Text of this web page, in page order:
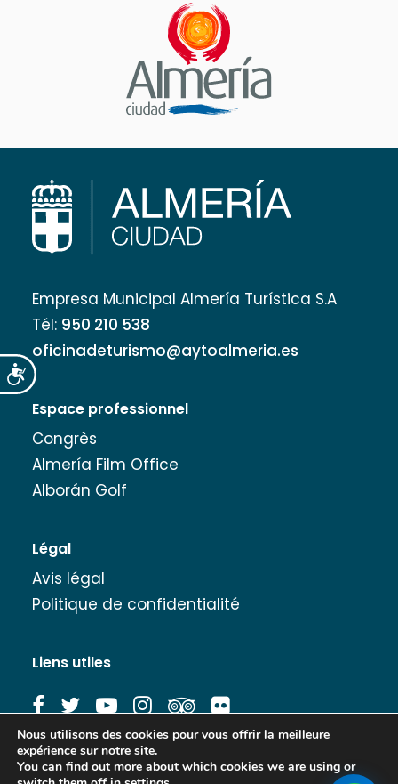
Accesibilidad
Empresa Municipal Almería Turística S.A
Tél: 950 210 538
oficinadeturismo@aytoalmeria.es
Espace professionnel
Congrès
Almería Film Office
Alborán Golf
Légal
Avis légal
Politique de confidentialité
Liens utiles
Banque d'images
Nous utilisons des cookies pour vous offrir la meilleure
expérience sur notre site.
You can find out more about which cookies we are using or